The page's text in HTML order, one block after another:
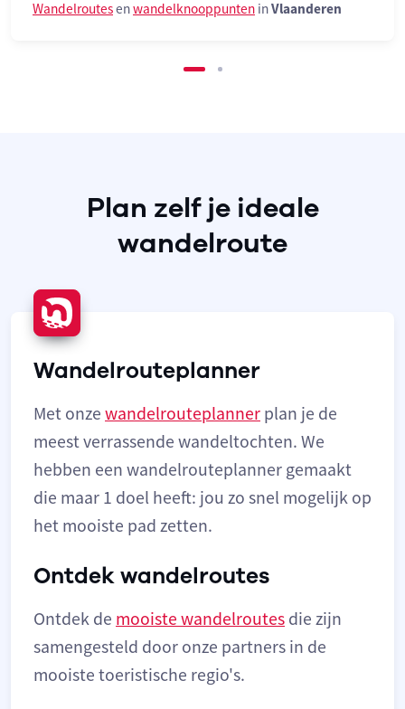
Wandelroutesenwandelknooppunten inVlaanderen
Plan zelf je ideale
wandelroute
Wandelrouteplanner
Met onze wandelrouteplanner plan je de
meest verrassende wandeltochten. We
hebben een wandelrouteplanner gemaakt
die maar 1 doel heeft: jou zo snel mogelijk op
het mooiste pad zetten.
Ontdek wandelroutes
Ontdek de mooiste wandelroutes die zijn
samengesteld door onze partners in de
mooiste toeristische regio's.